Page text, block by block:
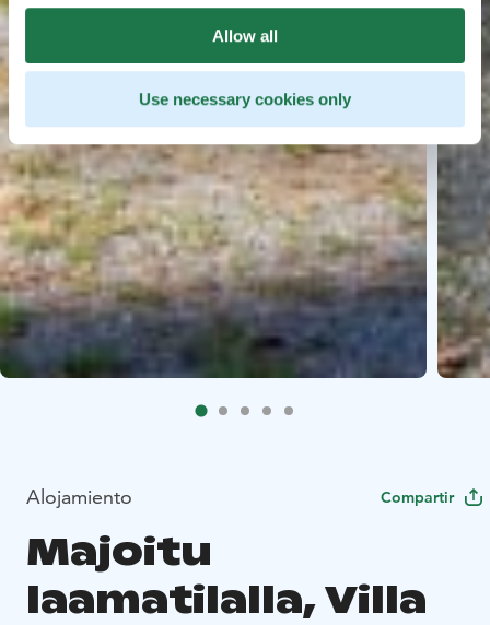
Allow all
Use necessary cookies only
Alojamiento Compartir
Majoitu
laamatilalla, Villa